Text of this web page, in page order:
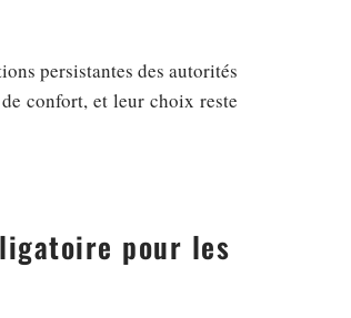
persistantes des autorités
confort, et leur choix reste
pour les